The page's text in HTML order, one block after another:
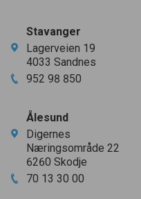
Stavanger
Lagerveien 19
4033 Sandnes
952 98 850
Ålesund
Digernes
Næringsområde 22
6260 Skodje
70 13 30 00